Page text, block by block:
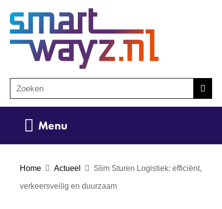
de
inhoud
o
e
Zoeken
Menu
Home Actueel Slim Sturen Logistiek: efficiënt,
verkeersveilig en duurzaam